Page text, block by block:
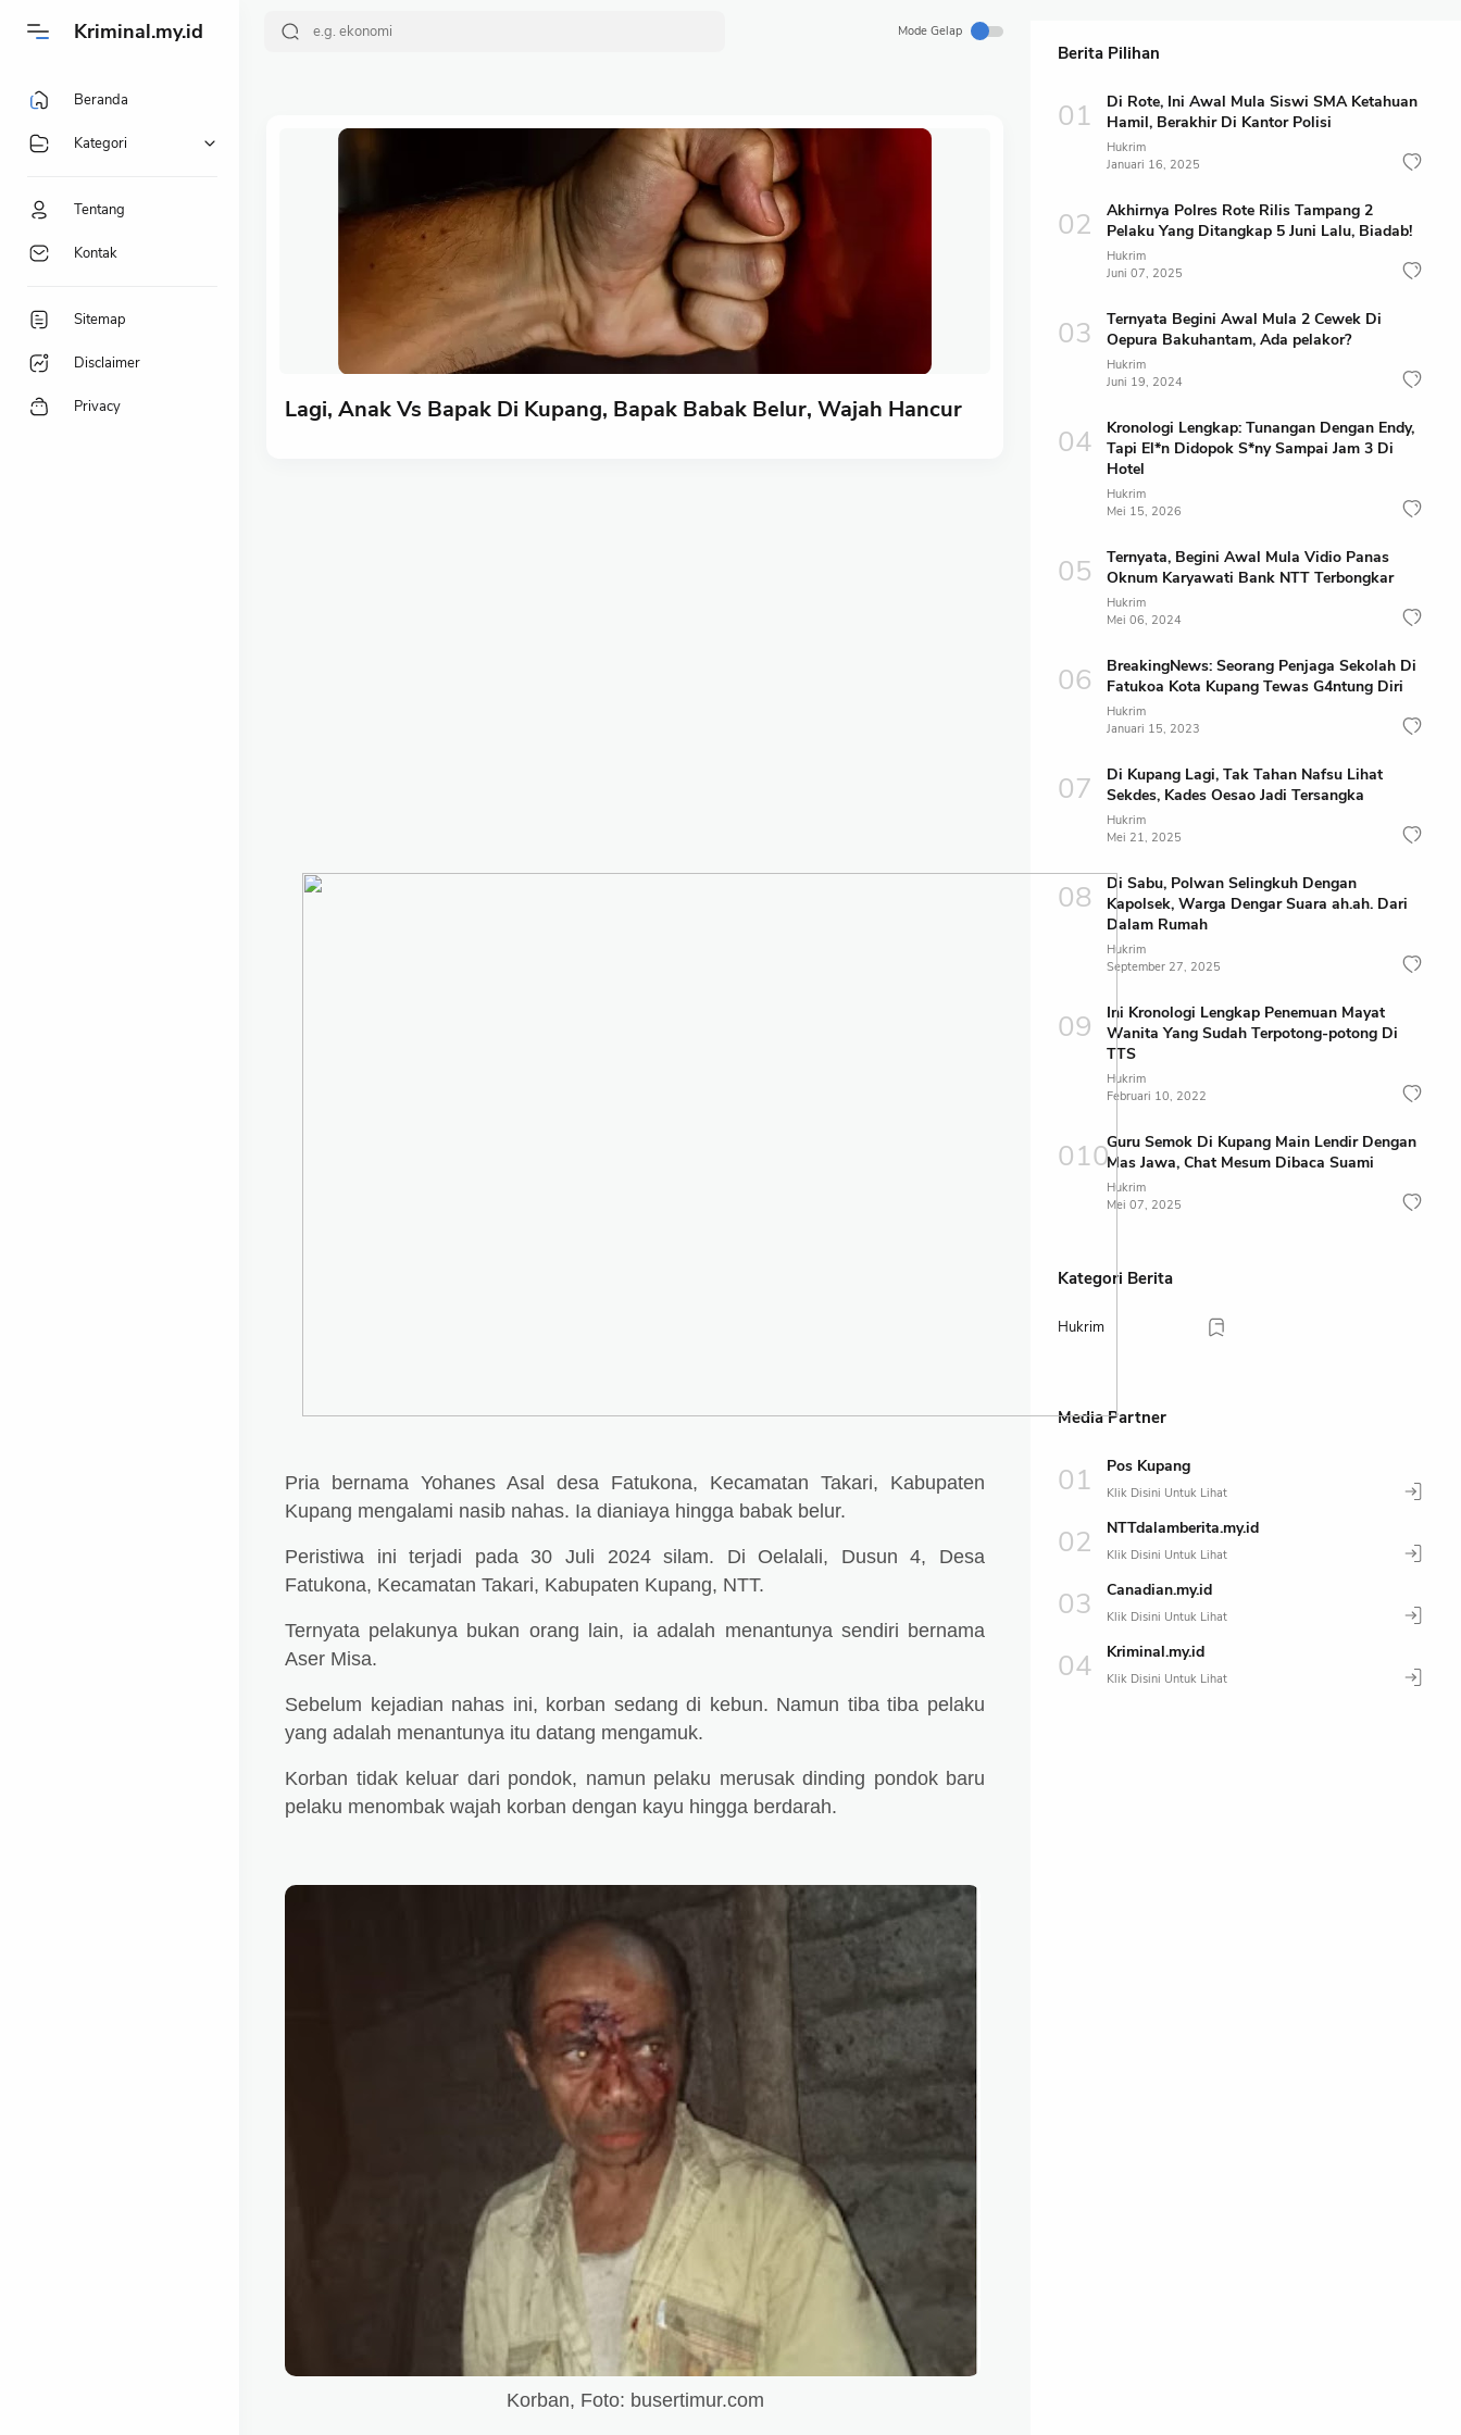
Kriminal.my.id Mode Gelap
Lagi, Anak Vs Bapak Di Kupang, Bapak Babak Belur, Wajah Hancur
Pria bernama Yohanes Asal desa Fatukona, Kecamatan Takari, Kabupaten
Kupang mengalami nasib nahas. Ia dianiaya hingga babak belur.
Peristiwa ini terjadi pada 30 Juli 2024 silam. Di Oelalali, Dusun 4, Desa
Fatukona, Kecamatan Takari, Kabupaten Kupang, NTT.
Ternyata pelakunya bukan orang lain, ia adalah menantunya sendiri bernama
Aser Misa.
Sebelum kejadian nahas ini, korban sedang di kebun. Namun tiba tiba pelaku
yang adalah menantunya itu datang mengamuk.
Korban tidak keluar dari pondok, namun pelaku merusak dinding pondok baru
pelaku menombak wajah korban dengan kayu hingga berdarah.
Korban, Foto: busertimur.com
Berita Pilihan
Di Rote, Ini Awal Mula Siswi SMA Ketahuan
Hamil, Berakhir Di Kantor Polisi
Hukrim
Januari 16, 2025
Akhirnya Polres Rote Rilis Tampang 2
Pelaku Yang Ditangkap 5 Juni Lalu, Biadab!
Hukrim
Juni 07, 2025
Ternyata Begini Awal Mula 2 Cewek Di
Oepura Bakuhantam, Ada pelakor?
Hukrim
Juni 19, 2024
Kronologi Lengkap: Tunangan Dengan Endy,
Tapi El*n Didopok S*ny Sampai Jam 3 Di
Hotel
Hukrim
Mei 15, 2026
Ternyata, Begini Awal Mula Vidio Panas
Oknum Karyawati Bank NTT Terbongkar
Hukrim
Mei 06, 2024
BreakingNews: Seorang Penjaga Sekolah Di
Fatukoa Kota Kupang Tewas G4ntung Diri
Hukrim
Januari 15, 2023
Di Kupang Lagi, Tak Tahan Nafsu Lihat
Sekdes, Kades Oesao Jadi Tersangka
Hukrim
Mei 21, 2025
Di Sabu, Polwan Selingkuh Dengan
Kapolsek, Warga Dengar Suara ah.ah. Dari
Dalam Rumah
Hukrim
September 27, 2025
Ini Kronologi Lengkap Penemuan Mayat
Wanita Yang Sudah Terpotong-potong Di
TTS
Hukrim
Februari 10, 2022
Guru Semok Di Kupang Main Lendir Dengan
Mas Jawa, Chat Mesum Dibaca Suami
Hukrim
Mei 07, 2025
Kategori Berita
Hukrim
Media Partner
Pos Kupang
NTTdalamberita.my.id
Canadian.my.id
Kriminal.my.id
Beranda
Kategori
Tentang
Kontak
Sitemap
Disclaimer
Privacy